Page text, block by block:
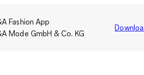
Fashion App
Mode GmbH & Co. KG